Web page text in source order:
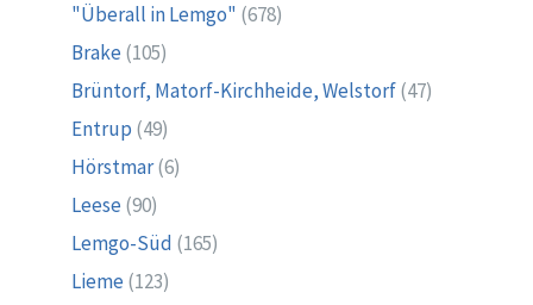
"Überall in Lemgo" (678)
Brake (105)
Brüntorf, Matorf-Kirchheide, Welstorf(47)
Entrup (49)
Hörstmar(6)
Leese (90)
Lemgo-Süd (165)
Lieme (123)